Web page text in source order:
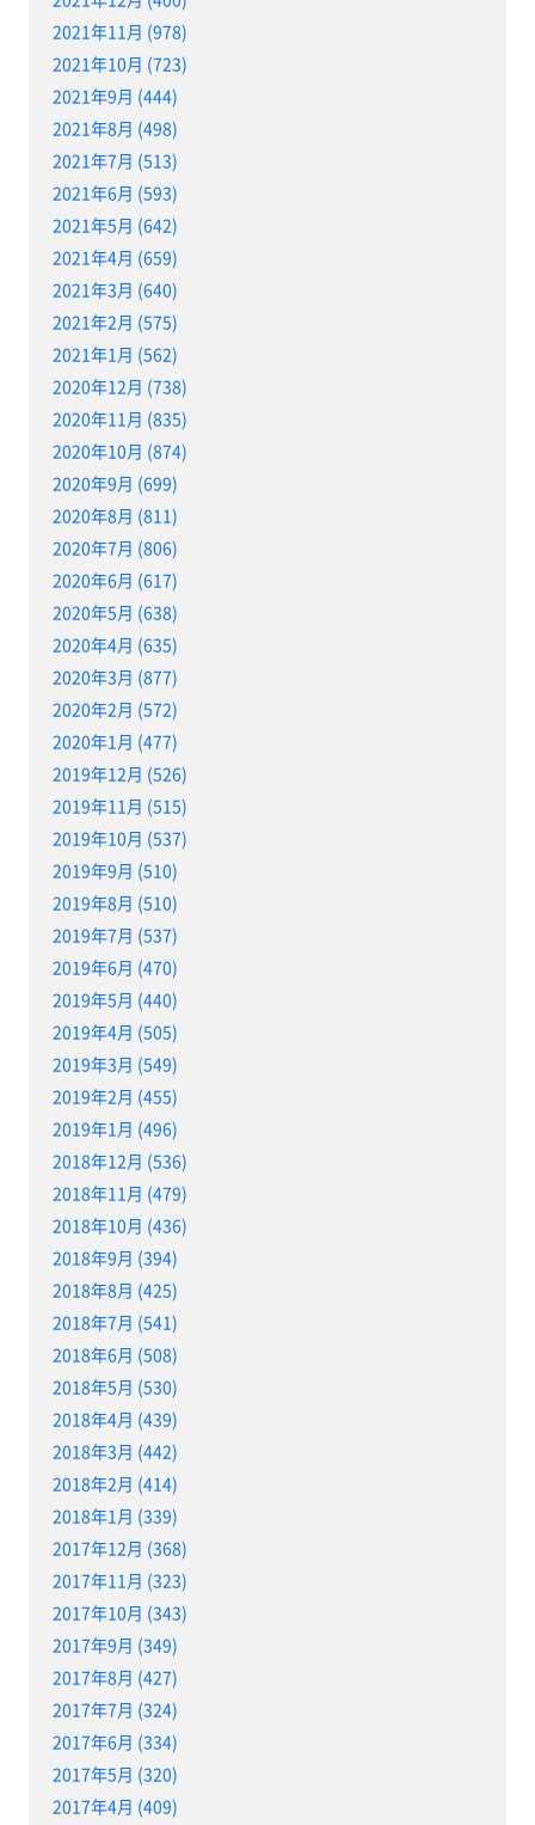
2021年11月 (978)
2021年10月 (723)
2021年9月 (444)
2021年8月 (498)
2021年7月 (513)
2021年6月 (593)
2021年5月 (642)
2021年4月 (659)
2021年3月 (640)
2021年2月 (575)
2021年1月 (562)
2020年12月 (738)
2020年11月 (835)
2020年10月 (874)
2020年9月 (699)
2020年8月 (811)
2020年7月 (806)
2020年6月 (617)
2020年5月 (638)
2020年4月 (635)
2020年3月 (877)
2020年2月 (572)
2020年1月 (477)
2019年12月 (526)
2019年11月 (515)
2019年10月 (537)
2019年9月 (510)
2019年8月 (510)
2019年7月 (537)
2019年6月 (470)
2019年5月 (440)
2019年4月 (505)
2019年3月 (549)
2019年2月 (455)
2019年1月 (496)
2018年12月 (536)
2018年11月 (479)
2018年10月 (436)
2018年9月 (394)
2018年8月 (425)
2018年7月 (541)
2018年6月 (508)
2018年5月 (530)
2018年4月 (439)
2018年3月 (442)
2018年2月 (414)
2018年1月 (339)
2017年12月 (368)
2017年11月 (323)
2017年10月 (343)
2017年9月 (349)
2017年8月 (427)
2017年7月 (324)
2017年6月 (334)
2017年5月 (320)
2017年4月 (409)